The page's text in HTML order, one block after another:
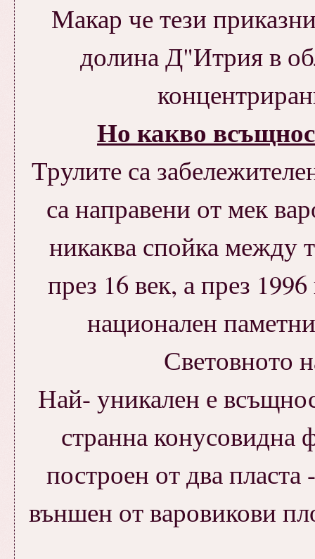
Макар че тези
долина Д"Итрия в
Но какво
Трулите са
са направени от мек
никаква спойка между
през 16 век, а през
национален
Световното
Най- уникален е
странна конусовидна
построен от два
външен от варовикови